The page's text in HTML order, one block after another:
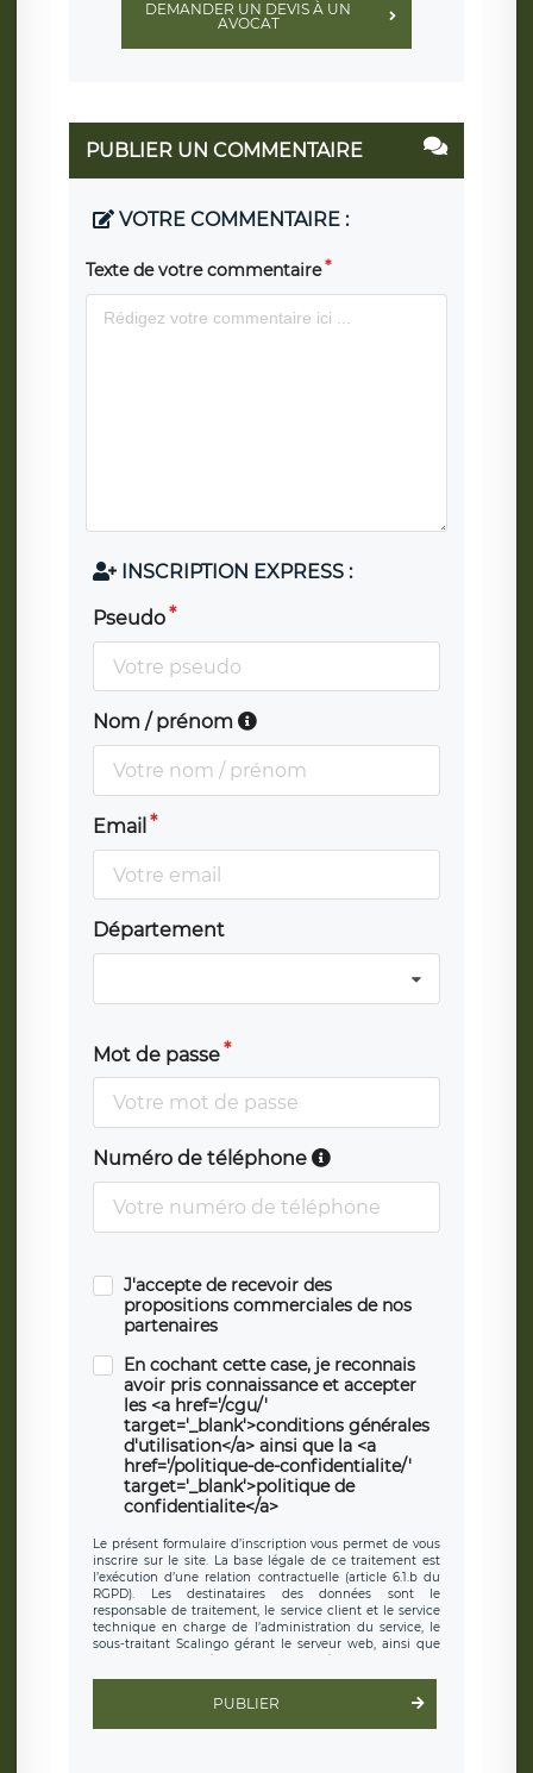
DEMANDER UN DEVIS À UN
AVOCAT
PUBLIER UN COMMENTAIRE
VOTRE COMMENTAIRE :
Texte de votre commentaire
INSCRIPTION EXPRESS :
Pseudo
Nom / prénom
Email
Département
Mot de passe
Numéro de téléphone
J'accepte de recevoir des
propositions commerciales de nos
partenaires
En cochant cette case, je reconnais
avoir pris connaissance et accepter
les <a href='/cgu/'
target='_blank'>conditions générales
d'utilisation</a> ainsi que la <a
href='/politique-de-confidentialite/'
target='_blank'>politique de
confidentialite</a>
Le présent formulaire d’inscription vous permet de vous
inscrire sur le site. La base légale de ce traitement est
l’exécution d’une relation contractuelle (article 6.1.b du
RGPD). Les destinataires des données sont le
responsable de traitement, le service client et le service
technique en charge de l’administration du service, le
sous-traitant Scalingo gérant le serveur web, ainsi que
toute personne légalement autorisée. Le formulaire
d’inscription est hébergé sur un serveur hébergé par
clauses de
protection conformes au RGPD
. Les données collectées
sont conservées jusqu’à ce que l’Internaute en sollicite la
PUBLIER